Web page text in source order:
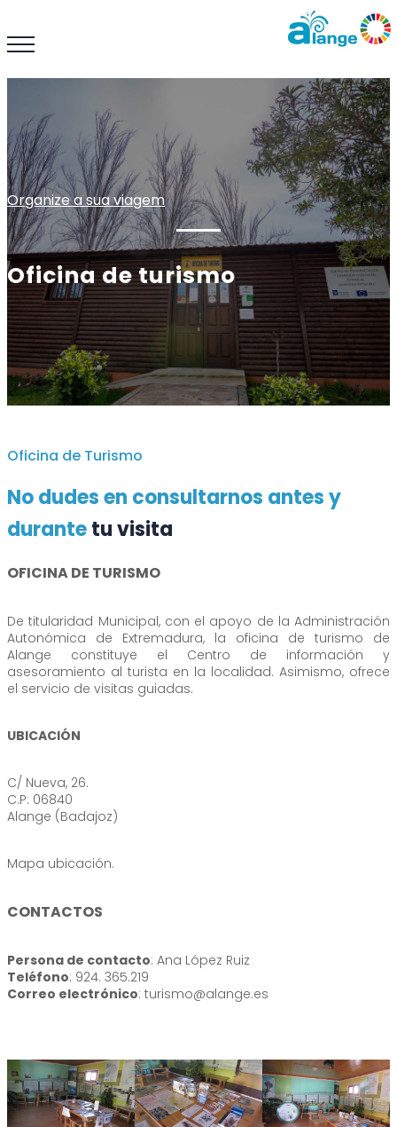
Organize a sua viagem
Oficina de turismo
Oficina de Turismo
No dudes en consultarnos antes y
durantetu visita
OFICINA DE TURISMO
De titularidad Municipal, con el apoyo de la Administración
Autonómica de Extremadura, la oficina de turismo de
Alange constituye el Centro de información y
asesoramiento al turista en la localidad. Asimismo, ofrece
el servicio de visitas guiadas.
UBICACIÓN
C/ Nueva, 26.
C.P: 06840
Alange (Badajoz)
Mapa ubicación.
CONTACTOS
Persona de contacto: Ana López Ruiz
Teléfono: 924. 365.219
Correo electrónico: turismo@alange.es